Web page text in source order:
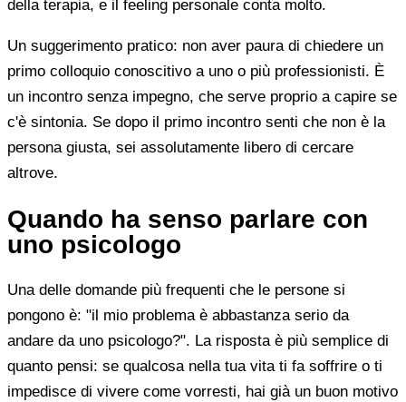
della terapia, e il feeling personale conta molto.
Un suggerimento pratico: non aver paura di chiedere un
primo colloquio conoscitivo a uno o più professionisti. È
un incontro senza impegno, che serve proprio a capire se
c'è sintonia. Se dopo il primo incontro senti che non è la
persona giusta, sei assolutamente libero di cercare
altrove.
Quando ha senso parlare con
uno psicologo
Una delle domande più frequenti che le persone si
pongono è: "il mio problema è abbastanza serio da
andare da uno psicologo?". La risposta è più semplice di
quanto pensi: se qualcosa nella tua vita ti fa soffrire o ti
impedisce di vivere come vorresti, hai già un buon motivo